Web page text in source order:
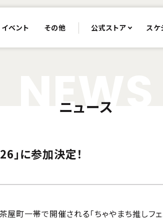
イベント その他 公式ストア スケ
EW
ニュース
」に参加決定！
屋町一帯で開催される「ちゃやまち推しフ